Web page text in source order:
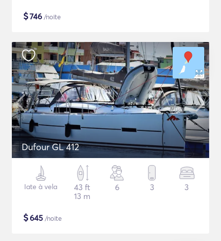
$746 /noite
Dufour GL 412
Iate à vela
43 ft
13 m
6 3 3
$645 /noite